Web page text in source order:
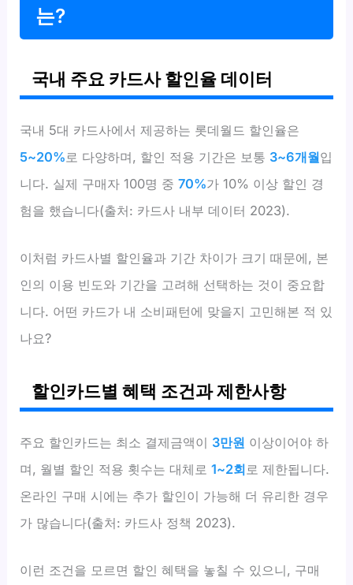
는?
국내 주요 카드사 할인율 데이터
국내 5대 카드사에서 제공하는 롯데월드 할인율은
5~20% 로 다양하며, 할인 적용 기간은 보통 3~6개월입
니다. 실제 구매자 100명 중70%가 10% 이상 할인 경
험을 했습니다(출처: 카드사 내부 데이터 2023).
이처럼 카드사별 할인율과 기간 차이가 크기 때문에, 본
인의 이용 빈도와 기간을 고려해 선택하는 것이 중요합
니다. 어떤 카드가 내 소비패턴에 맞을지 고민해본 적 있
나요?
할인카드별 혜택 조건과 제한사항
주요 할인카드는 최소 결제금액이 3만원 이상이어야 하
며, 월별 할인 적용 횟수는 대체로1~2회로 제한됩니다.
온라인 구매 시에는 추가 할인이 가능해 더 유리한 경우
가 많습니다(출처: 카드사 정책 2023).
이런 조건을 모르면 할인 혜택을 놓칠 수 있으니, 구매